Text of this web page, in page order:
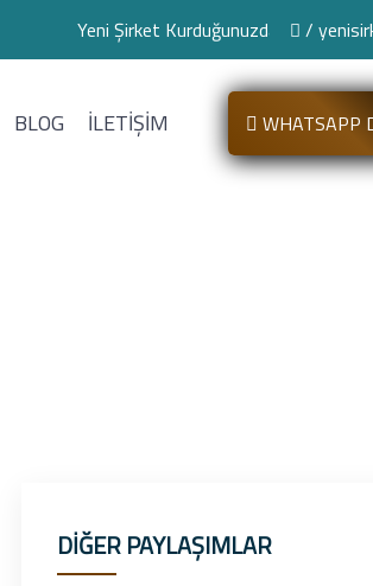
Yeni Şirket Kurduğunuzda İhtiyacınız Olan Tüm
/
BLOG İLETİŞİM WHATSAPP
DİĞER PAYLAŞIMLAR